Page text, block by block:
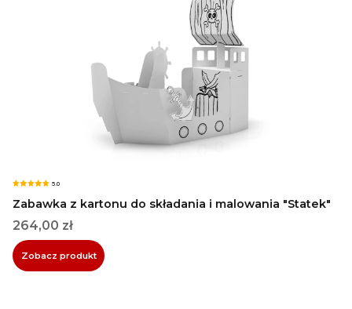
5.0
Zabawka z kartonu do składania i malowania "Statek"
Cena
264,00 zł
Zobacz produkt